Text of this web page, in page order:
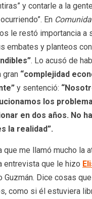
y contarle a la
En
le restó importancia a
embates y planteos
. Lo acusó de
gran “complejidad
y sentenció:
los
en dos años. No
la realidad”.
que me llamó mucho la
entrevista que le hizo
Guzmán. Dice cosas
como si él estuviera